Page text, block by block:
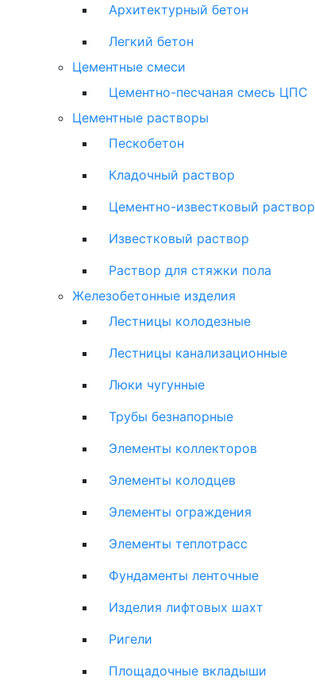
Архитектурный бетон
Легкий бетон
Цементные смеси
Цементно-песчаная смесь ЦПС
Цементные растворы
Пескобетон
Кладочный раствор
Цементно-известковый раствор
Известковый раствор
Раствор для стяжки пола
Железобетонные изделия
Лестницы колодезные
Лестницы канализационные
Люки чугунные
Трубы безнапорные
Элементы коллекторов
Элементы колодцев
Элементы ограждения
Элементы теплотрасс
Фундаменты ленточные
Изделия лифтовых шахт
Ригели
Площадочные вкладыши